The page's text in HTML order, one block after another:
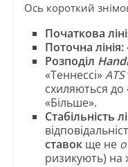
Ось короткий
Початкова
Поточна лінія:
Розподіл
«Теннессі»ATS
схиляються
«Більше».
Стабільність
ставокще не
ризикують) на